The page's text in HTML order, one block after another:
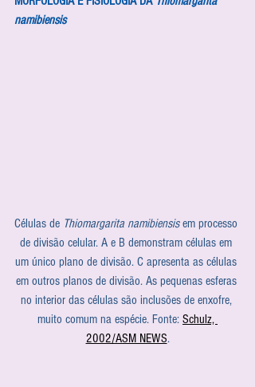
namibiensis
Células de Thiomargarita namibiensis em processo
de divisão celular. A e B demonstram células em
um único plano de divisão. C apresenta as células
em outros planos de divisão. As pequenas esferas
no interior das células são inclusões de enxofre,
muito comum na espécie. Fonte: Schulz,
2002/ASM NEWS.